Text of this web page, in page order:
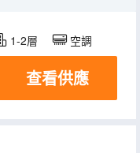
1-2層 空調
查看供應